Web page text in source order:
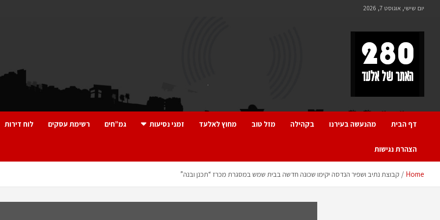
יום שישי, אוגוסט 7, 2026
280 – חדשות אלעד
דף הבית מהנעשה בעירנו בקהילה מזל טוב מחוץ לאלעד זמני נסיעות גמ”חים רשימת עסקים לוח דירות
הצהרת נגישות
Home קבוצת נתיב ושפיר הנדסה יקימו שכונה חדשה בבית שמש במסגרת מכרז “תכנן ובנה”